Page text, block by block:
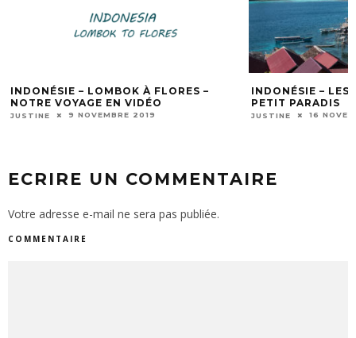
INDONÉSIE – LOMBOK À FLORES –
NOTRE VOYAGE EN VIDÉO
JUSTINE 9 NOVEMBRE 2019
INDONÉSIE – LES
PETIT PARADIS
JUSTINE 16
ECRIRE UN COMMENTAIRE
Votre adresse e-mail ne sera pas publiée.
COMMENTAIRE